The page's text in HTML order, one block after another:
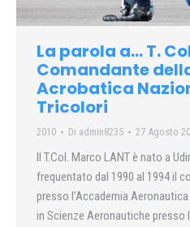
La parola a… T.
Comandante
Acrobatica
Tricolori
2010 Di admin8235 27 Agosto
Il T.Col. Marco LANT è nato a
frequentato dal 1990 al 1994 il
presso l’Accademia
in Scienze Aeronautiche presso